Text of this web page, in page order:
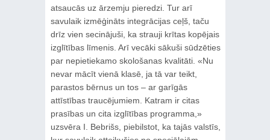
atsaucās uz ārzemju pieredzi. Tur arī
savulaik izmēģināts integrācijas ceļš, taču
drīz vien secinājuši, ka strauji krītas kopējais
izglītības līmenis. Arī vecāki sākuši sūdzēties
par nepietiekamo skološanas kvalitāti. «Nu
nevar mācīt vienā klasē, ja tā var teikt,
parastos bērnus un tos – ar garīgās
attīstības traucējumiem. Katram ir citas
prasības un cita izglītības programma,»
uzsvēra I. Bebrišs, piebilstot, ka tajās valstīs,